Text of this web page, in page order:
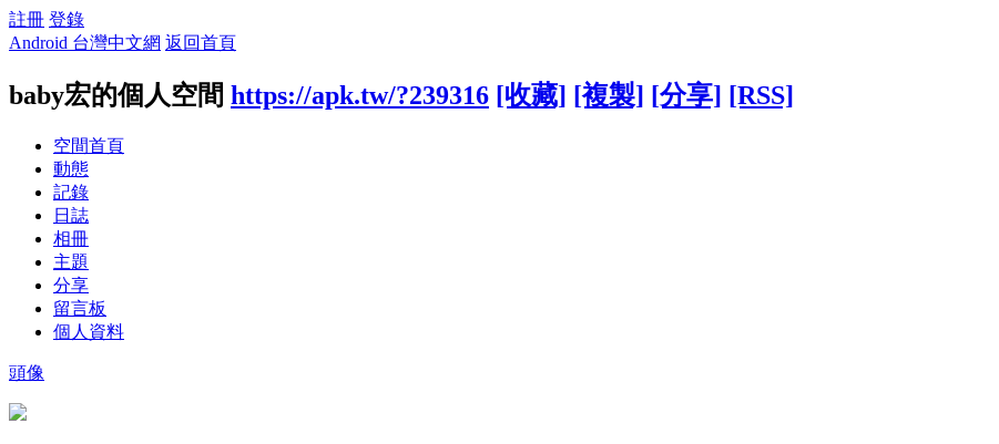
註冊 登錄
Android 台灣中文網 返回首頁
baby宏的個人空間 https://apk.tw/?239316 [收藏] [複製] [分享] [RSS]
空間首頁
動態
記錄
日誌
相冊
主題
分享
留言板
個人資料
頭像